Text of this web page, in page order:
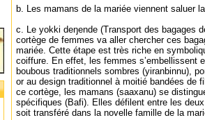
b. Les mamans de la mariée viennent saluer
c. Le yokki deŋende (Transport des bagages
cortège de femmes va aller chercher ces
mariée. Cette étape est très riche en
coiffure. En effet, les femmes s’embellissent
boubous traditionnels sombres (yiranbinnu),
or au design traditionnel à moitié bandées de
ce cortège, les mamans (saaxanu) se
spécifiques (Bafi). Elles défilent entre les
soit transféré dans la novelle famille de la